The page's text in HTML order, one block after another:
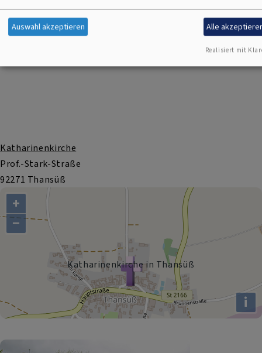
Bildrechte Stefan Gruber
Katharinenkirche
Prof.-Stark-Straße
92271 Thansüß
Katharinenkirche in Thansüß
+
−
i
Auswahl akzeptieren Alle
Realisiert mit